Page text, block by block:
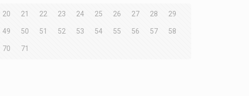
20 21 22 23 24 25 26 27 28 29
49 50 51 52 53 54 55 56 57 58
70 71